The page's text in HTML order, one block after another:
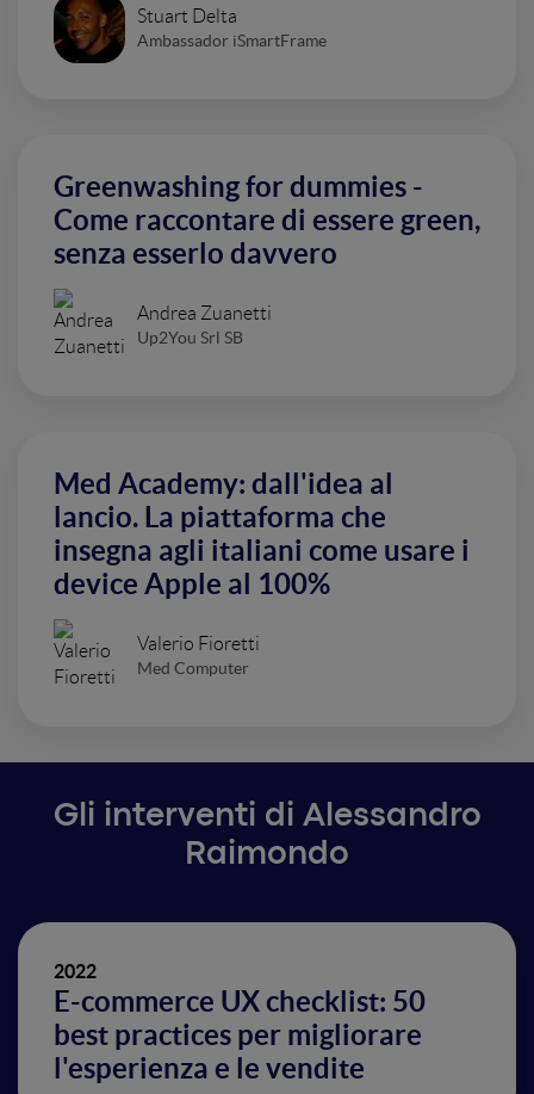
Stuart Delta
Ambassador iSmartFrame
Greenwashing for dummies -
Come raccontare di essere green,
senza esserlo davvero
Andrea Zuanetti
Up2You Srl SB
Med Academy: dall'idea al
lancio. La piattaforma che
insegna agli italiani come usare i
device Apple al 100%
Valerio Fioretti
Med Computer
Gli interventi di Alessandro
Raimondo
2022
E-commerce UX checklist: 50
best practices per migliorare
l'esperienza e le vendite